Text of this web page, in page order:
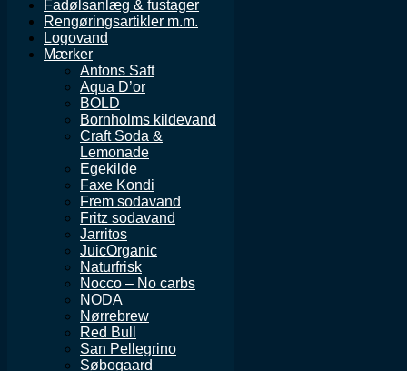
Fadølsanlæg & fustager
Rengøringsartikler m.m.
Logovand
Mærker
Antons Saft
Aqua D’or
BOLD
Bornholms kildevand
Craft Soda &
Lemonade
Egekilde
Faxe Kondi
Frem sodavand
Fritz sodavand
Jarritos
JuicOrganic
Naturfrisk
Nocco – No carbs
NODA
Nørrebrew
Red Bull
San Pellegrino
Søbogaard